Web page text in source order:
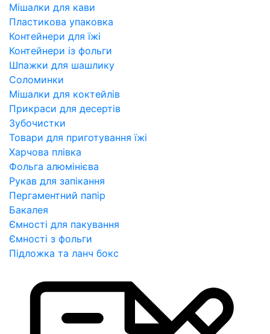
Мішалки для кави
Пластикова упаковка
Контейнери для їжі
Контейнери із фольги
Шпажки для шашлику
Соломинки
Мішалки для коктейлів
Прикраси для десертів
Зубочистки
Товари для приготування їжі
Харчова плівка
Фольга алюмінієва
Рукав для запікання
Пергаментний папір
Бакалея
Ємності для пакування
Ємності з фольги
Підложка та ланч бокс